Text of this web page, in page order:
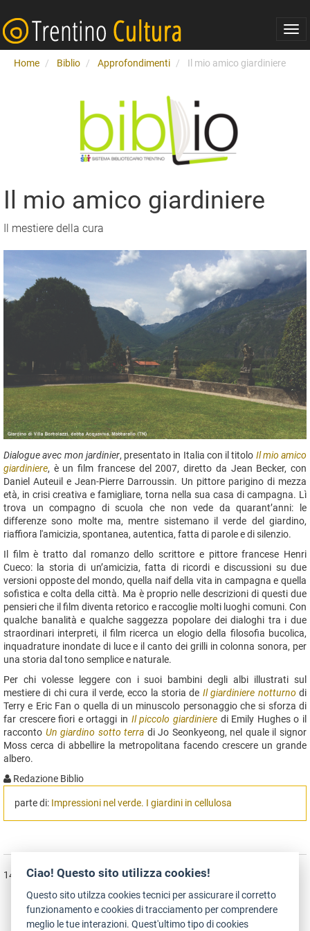
Home
Biblio Approfondimenti Il mio amico giardiniere
Il mio amico giardiniere
Il mestiere della cura
Dialogue avec mon jardinier, presentato in Italia con il titolo Il mio amico
giardiniere, è un film francese del 2007, diretto da Jean Becker, con
Daniel Auteuil e Jean-Pierre Darroussin. Un pittore parigino di mezza
età, in crisi creativa e famigliare, torna nella sua casa di campagna. Lì
trova un compagno di scuola che non vede da quarant’anni: le
differenze sono molte ma, mentre sistemano il verde del giardino,
riaffiora l'amicizia, spontanea, autentica, fatta di parole e di silenzio.
Il film è tratto dal romanzo dello scrittore e pittore francese Henri
Cueco: la storia di un’amicizia, fatta di ricordi e discussioni su due
versioni opposte del mondo, quella naif della vita in campagna e quella
sofistica e colta della città. Ma è proprio nelle descrizioni di questi due
pensieri che il film diventa retorico e raccoglie molti luoghi comuni. Con
qualche banalità e qualche saggezza popolare dei dialoghi tra i due
straordinari interpreti, il film ricerca un elogio della filosofia bucolica,
inquadrature inondate di luce e il canto dei grilli in colonna sonora, per
una storia dal tono semplice e naturale.
Per chi volesse leggere con i suoi bambini degli albi illustrati sul
mestiere di chi cura il verde, ecco la storia de Il giardiniere notturnodi
Terry e Eric Fan o quella di un minuscolo personaggio che si sforza di
far crescere fiori e ortaggi in Il piccolo giardinieredi Emily Hughes o il
racconto Un giardino sotto terra di Jo Seonkyeong, nel quale il signor
Moss cerca di abbellire la metropolitana facendo crescere un grande
albero.
Redazione Biblio
parte di: Impressioni nel verde. I giardini in cellulosa
14/08/2018
Ciao! Questo sito utilizza cookies!
Questo sito utilzza cookies tecnici per assicurare il corretto
funzionamento e cookies di tracciamento per comprendere
meglio le tue interazioni. Quest'ultimo tipo di cookies